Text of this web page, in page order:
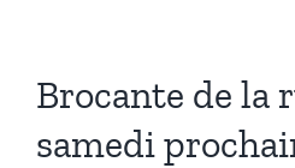
Brocante de la
samedi